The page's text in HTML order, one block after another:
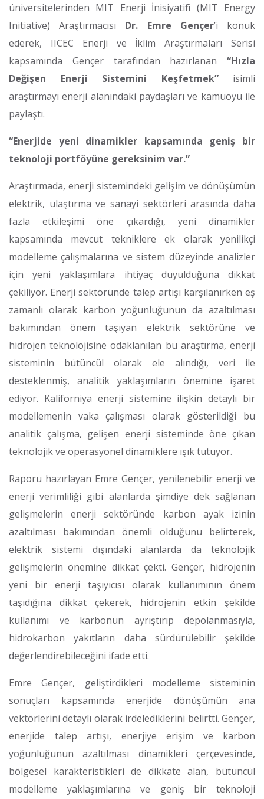
üniversitelerinden MIT Enerji İnisiyatifi (MIT Energy
Initiative) Araştırmacısı Dr. Emre Gençer’i konuk
ederek, IICEC Enerji ve İklim Araştırmaları Serisi
kapsamında Gençer tarafından hazırlanan “Hızla
Değişen Enerji Sistemini Keşfetmek”isimli
araştırmayı enerji alanındaki paydaşları ve kamuoyu ile
paylaştı.
“Enerjide yeni dinamikler kapsamında geniş bir
teknoloji portföyüne gereksinim var.”
Araştırmada, enerji sistemindeki gelişim ve dönüşümün
elektrik, ulaştırma ve sanayi sektörleri arasında daha
fazla etkileşimi öne çıkardığı, yeni dinamikler
kapsamında mevcut tekniklere ek olarak yenilikçi
modelleme çalışmalarına ve sistem düzeyinde analizler
için yeni yaklaşımlara ihtiyaç duyulduğuna dikkat
çekiliyor. Enerji sektöründe talep artışı karşılanırken eş
zamanlı olarak karbon yoğunluğunun da azaltılması
bakımından önem taşıyan elektrik sektörüne ve
hidrojen teknolojisine odaklanılan bu araştırma, enerji
sisteminin bütüncül olarak ele alındığı, veri ile
desteklenmiş, analitik yaklaşımların önemine işaret
ediyor. Kaliforniya enerji sistemine ilişkin detaylı bir
modellemenin vaka çalışması olarak gösterildiği bu
analitik çalışma, gelişen enerji sisteminde öne çıkan
teknolojik ve operasyonel dinamiklere ışık tutuyor.
Raporu hazırlayan Emre Gençer, yenilenebilir enerji ve
enerji verimliliği gibi alanlarda şimdiye dek sağlanan
gelişmelerin enerji sektöründe karbon ayak izinin
azaltılması bakımından önemli olduğunu belirterek,
elektrik sistemi dışındaki alanlarda da teknolojik
gelişmelerin önemine dikkat çekti. Gençer, hidrojenin
yeni bir enerji taşıyıcısı olarak kullanımının önem
taşıdığına dikkat çekerek, hidrojenin etkin şekilde
kullanımı ve karbonun ayrıştırıp depolanmasıyla,
hidrokarbon yakıtların daha sürdürülebilir şekilde
değerlendirebileceğini ifade etti.
Emre Gençer, geliştirdikleri modelleme sisteminin
sonuçları kapsamında enerjide dönüşümün ana
vektörlerini detaylı olarak irdelediklerini belirtti. Gençer,
enerjide talep artışı, enerjiye erişim ve karbon
yoğunluğunun azaltılması dinamikleri çerçevesinde,
bölgesel karakteristikleri de dikkate alan, bütüncül
modelleme yaklaşımlarına ve geniş bir teknoloji